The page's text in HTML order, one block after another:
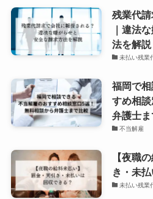
残業代
｜違法
法を解説
未払い残業
福岡で
すめ相
弁護士
不当解雇
【夜職
き・未
未払い残業